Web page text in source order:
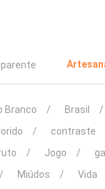
Branco Brasil
contraste
Jogo
Miúdos Vida